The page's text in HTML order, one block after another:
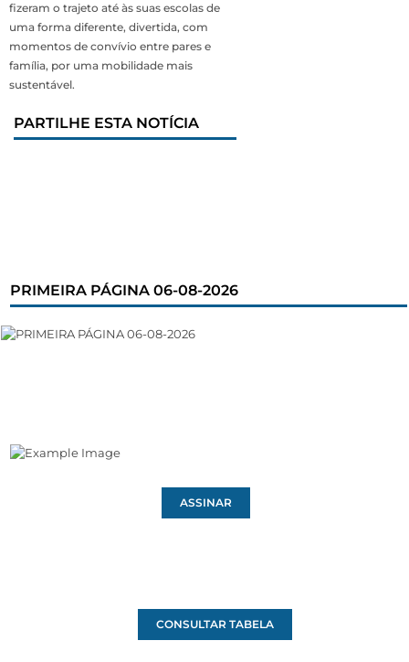
fizeram o trajeto até às suas escolas de
uma forma diferente, divertida, com
momentos de convívio entre pares e
família, por uma mobilidade mais
sustentável.
PARTILHE ESTA NOTÍCIA
PRIMEIRA PÁGINA 06-08-2026
ASSINAR
CONSULTAR TABELA